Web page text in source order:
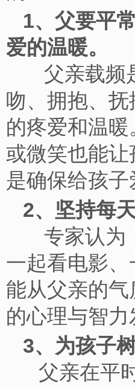
1、父要平
爱的温暖。
父亲载频
吻、拥抱、
的疼爱和温
或微笑也能
是确保给孩
2、坚持每
专家认为：
一起看电影
能从父亲的
的心理与智
3、为孩子
父亲在平时